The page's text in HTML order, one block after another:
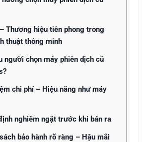
Thương hiệu tiên phong trong
thuật thông minh
người chọn máy phiên dịch cũ
chi phí – Hiệu năng như máy
nghiêm ngặt trước khi bán ra
bảo hành rõ ràng – Hậu mãi